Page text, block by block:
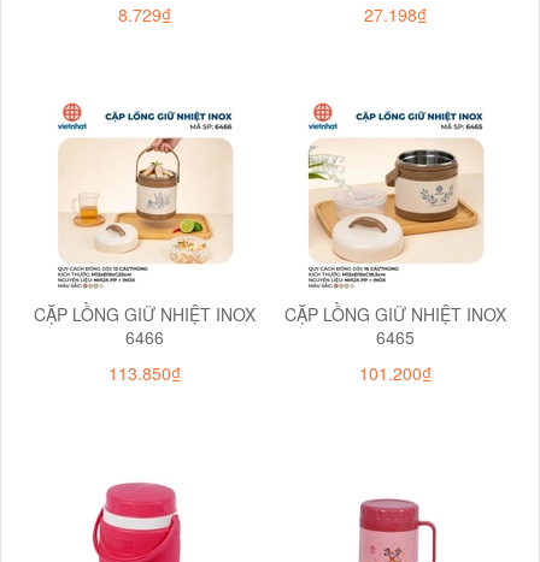
8.729₫
27.198₫
CẶP LỒNG GIỮ NHIỆT INOX
6466
113.850₫
CẶP LỒNG GIỮ NHIỆT INOX
6465
101.200₫